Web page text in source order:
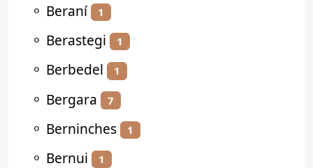
⚬ Beraní 1
⚬ Berastegi 1
⚬ Berbedel 1
⚬ Bergara 7
⚬ Berninches 1
⚬ Bernui 1